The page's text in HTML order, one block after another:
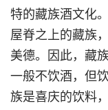
特的藏族酒文化
屋脊之上的藏族
美德。因此，藏
一般不饮酒，但
族是喜庆的饮料